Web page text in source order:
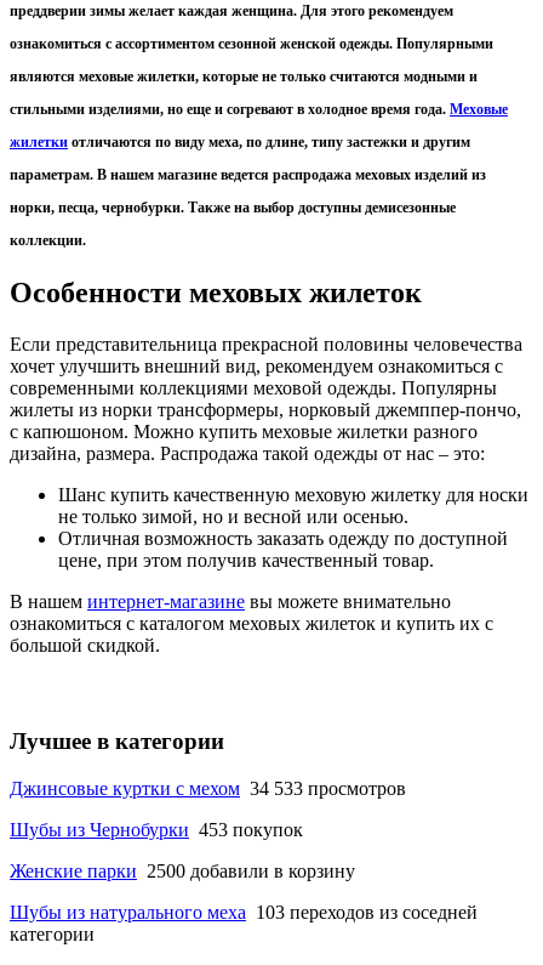
преддверии зимы желает каждая женщина. Для этого рекомендуем
ознакомиться с ассортиментом сезонной женской одежды. Популярными
являются меховые жилетки, которые не только считаются модными и
стильными изделиями, но еще и согревают в холодное время года. Меховые
жилетки отличаются по виду меха, по длине, типу застежки и другим
параметрам. В нашем магазине ведется распродажа меховых изделий из
норки, песца, чернобурки. Также на выбор доступны демисезонные
коллекции.
Особенности меховых жилеток
Если представительница прекрасной половины человечества
хочет улучшить внешний вид, рекомендуем ознакомиться с
современными коллекциями меховой одежды. Популярны
жилеты из норки трансформеры, норковый джемппер-пончо,
с капюшоном. Можно купить меховые жилетки разного
дизайна, размера. Распродажа такой одежды от нас – это:
Шанс купить качественную меховую жилетку для носки
не только зимой, но и весной или осенью.
Отличная возможность заказать одежду по доступной
цене, при этом получив качественный товар.
В нашем интернет-магазине вы можете внимательно
ознакомиться с каталогом меховых жилеток и купить их с
большой скидкой.
Лучшее в категории
Джинсовые куртки с мехом 34 533 просмотров
Шубы из Чернобурки 453 покупок
Женские парки 2500 добавили в корзину
Шубы из натурального меха 103 переходов из соседней
категории